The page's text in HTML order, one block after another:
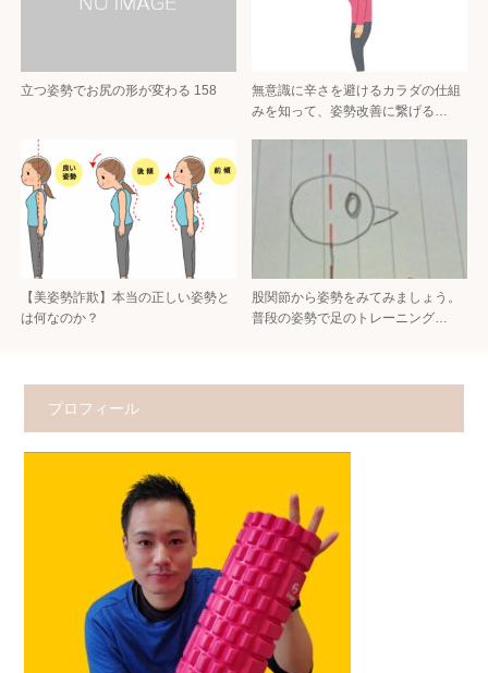
立つ姿勢でお尻の形が変わる 158
無意識に辛さを避けるカラダの仕組
みを知って、姿勢改善に繋げる…
【美姿勢詐欺】本当の正しい姿勢と
は何なのか？
股関節から姿勢をみてみましょう。
普段の姿勢で足のトレーニング…
プロフィール